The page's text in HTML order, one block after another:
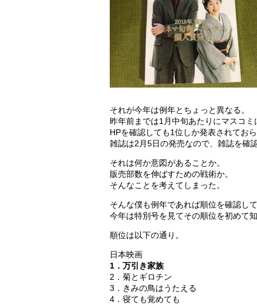
それが今年は例年とちょっと異なる。
昨年前までは1月中旬あたりにマスコミ
HPを確認しても1位しか発表されてお
雑誌は2月5日の発売なので、雑誌を確
それは何か意図があることか。
販売部数を伸ばすための戦術か。
そんなことを考えてしまった。
そんな僕も例年であれば順位を確認し
今年は特別号を見てその順位を初めて知
順位は以下の通り。
日本映画
1．万引き家族
2．菊とギロチン
3．きみの鳥はうたえる
4．寝ても覚めても